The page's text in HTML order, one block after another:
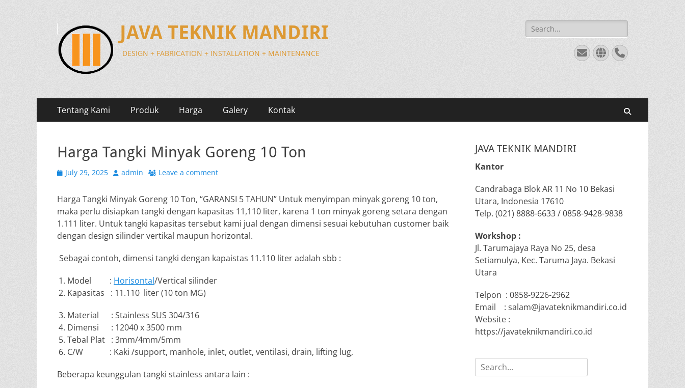
JAVA TEKNIK MANDIRI
DESIGN + FABRICATION + INSTALLATION + MAINTENANCE
Search
for:
EmailWebsite
Phone
Primary
Menu
Tentang Kami Produk Harga Galery Kontak
Harga Tangki Minyak Goreng 10 Ton
Posted
July 29, 2025 Author
admin Leave a comment
Harga Tangki Minyak Goreng 10 Ton, “GARANSI 5 TAHUN” Untuk menyimpan minyak goreng 10 ton,
maka perlu disiapkan tangki dengan kapasitas 11,110 liter, karena 1 ton minyak goreng setara dengan
1.111 liter. Untuk tangki kapasitas tersebut kami jual dengan dimensi sesuai kebutuhan customer baik
dengan design silinder vertikal maupun horizontal.
Sebagai contoh, dimensi tangki dengan kapaistas 11.110 liter adalah sbb :
Model : Horisontal/Vertical silinder
Kapasitas : 11.110 liter (10 ton MG)
Material : Stainless SUS 304/316
Dimensi : 12040 x 3500 mm
Tebal Plat : 3mm/4mm/5mm
C/W : Kaki /support, manhole, inlet, outlet, ventilasi, drain, lifting lug,
Beberapa keunggulan tangki stainless antara lain :
JAVA TEKNIK MANDIRI
Kantor
Candrabaga Blok AR 11 No 10 Bekasi
Utara, Indonesia 17610
Telp. (021) 8888-6633 / 0858-9428-9838
Workshop :
Jl. Tarumajaya Raya No 25, desa
Setiamulya, Kec. Taruma Jaya. Bekasi
Utara
Telpon : 0858-9226-2962
Email : salam@javateknikmandiri.co.id
Website :
https://javateknikmandiri.co.id
Search
for: